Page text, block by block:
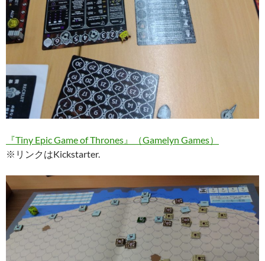
『Tiny Epic Game of Thrones』（Gamelyn Games）
※リンクはKickstarter.